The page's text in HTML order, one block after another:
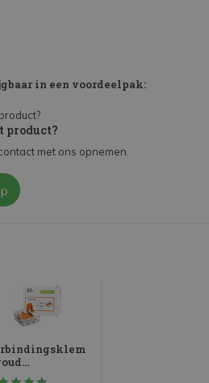
in een voordeelpak:
product?
met ons opnemen.